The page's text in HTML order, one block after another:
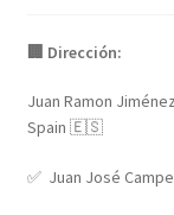
🏢 Dirección:
Juan Ramon
Spain 🇪🇸
✅ Juan José